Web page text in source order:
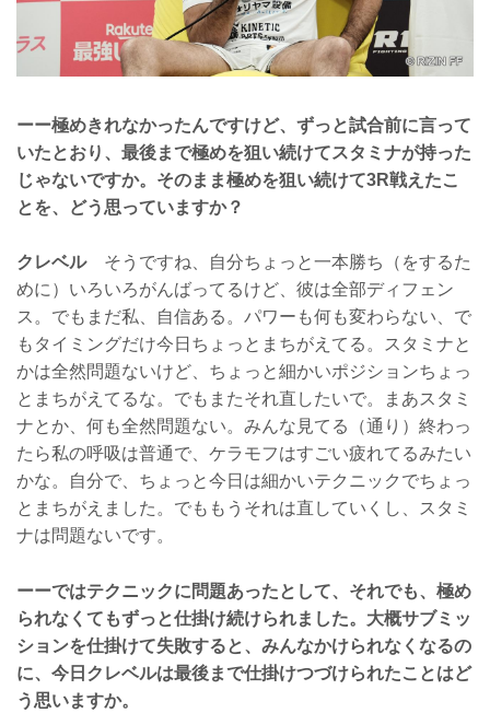
ーー極めきれなかったんですけど、ずっと試合前に言って
いたとおり、最後まで極めを狙い続けてスタミナが持った
じゃないですか。そのまま極めを狙い続けて3R戦えたこ
とを、どう思っていますか？
クレベルそうですね、自分ちょっと一本勝ち（をするた
めに）いろいろがんばってるけど、彼は全部ディフェン
ス。でもまだ私、自信ある。パワーも何も変わらない、で
もタイミングだけ今日ちょっとまちがえてる。スタミナと
かは全然問題ないけど、ちょっと細かいポジションちょっ
とまちがえてるな。でもまたそれ直したいで。まあスタミ
ナとか、何も全然問題ない。みんな見てる（通り）終わっ
たら私の呼吸は普通で、ケラモフはすごい疲れてるみたい
かな。自分で、ちょっと今日は細かいテクニックでちょっ
とまちがえました。でももうそれは直していくし、スタミ
ナは問題ないです。
ーーではテクニックに問題あったとして、それでも、極め
られなくてもずっと仕掛け続けられました。大概サブミッ
ションを仕掛けて失敗すると、みんなかけられなくなるの
に、今日クレベルは最後まで仕掛けつづけられたことはど
う思いますか。